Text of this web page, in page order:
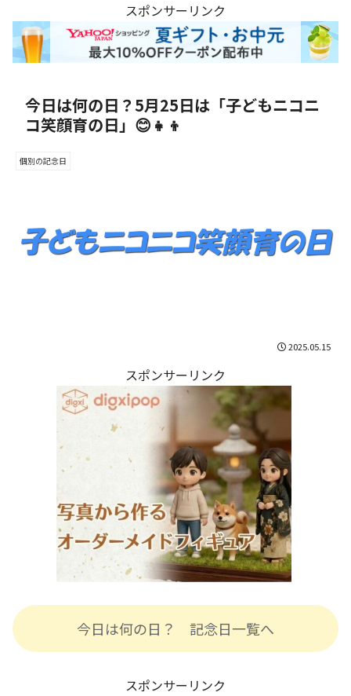
スポンサーリンク
今日は何の日？5月25日は「子どもニコニ
コ笑顔育の日」😊👧👦
個別の記念日
2025.05.15
スポンサーリンク
今日は何の日？ 記念日一覧へ
スポンサーリンク